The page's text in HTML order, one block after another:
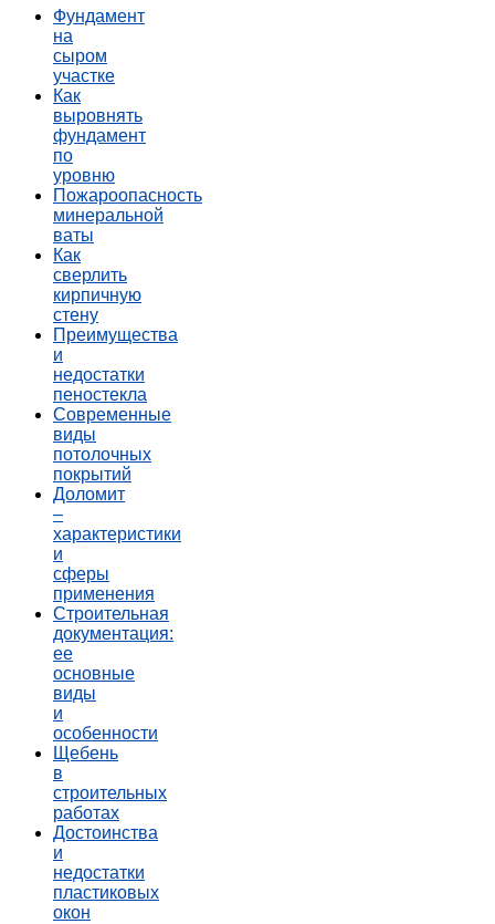
Фундамент
на
сыром
участке
Как
выровнять
фундамент
по
уровню
Пожароопасность
минеральной
ваты
Как
сверлить
кирпичную
стену
Преимущества
и
недостатки
пеностекла
Современные
виды
потолочных
покрытий
Доломит
–
характеристики
и
сферы
применения
Строительная
документация:
ее
основные
виды
и
особенности
Щебень
в
строительных
работах
Достоинства
и
недостатки
пластиковых
окон